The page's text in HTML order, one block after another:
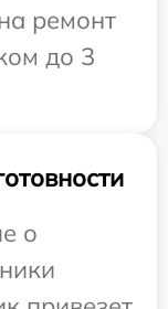
ремонт
до 3
о